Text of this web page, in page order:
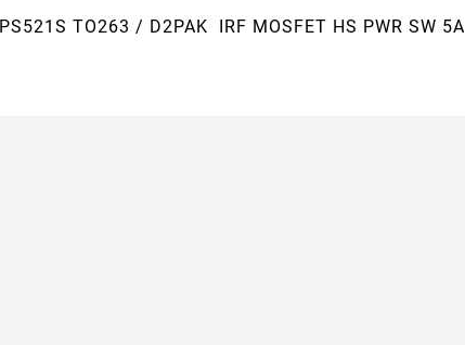
IPS521S TO263 / D2PAK IRF MOSFET HS PWR SW 5A